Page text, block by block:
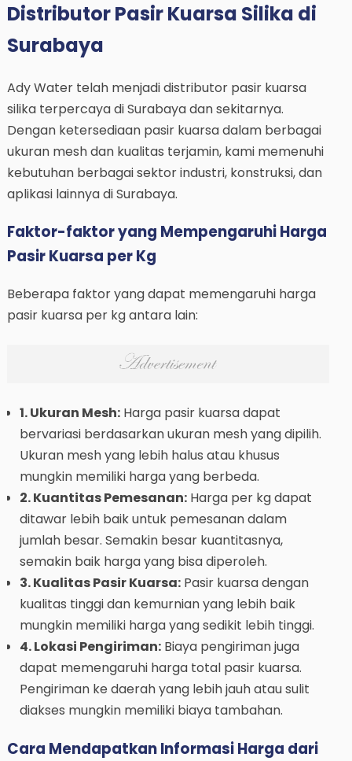
Distributor Pasir Kuarsa Silika di
Surabaya
Ady Water telah menjadi distributor pasir kuarsa
silika terpercaya di Surabaya dan sekitarnya.
Dengan ketersediaan pasir kuarsa dalam berbagai
ukuran mesh dan kualitas terjamin, kami memenuhi
kebutuhan berbagai sektor industri, konstruksi, dan
aplikasi lainnya di Surabaya.
Faktor-faktor yang Mempengaruhi Harga
Pasir Kuarsa per Kg
Beberapa faktor yang dapat memengaruhi harga
pasir kuarsa per kg antara lain:
1. Ukuran Mesh:Harga pasir kuarsa dapat
bervariasi berdasarkan ukuran mesh yang dipilih.
Ukuran mesh yang lebih halus atau khusus
mungkin memiliki harga yang berbeda.
2. Kuantitas Pemesanan:Harga per kg dapat
ditawar lebih baik untuk pemesanan dalam
jumlah besar. Semakin besar kuantitasnya,
semakin baik harga yang bisa diperoleh.
3. Kualitas Pasir Kuarsa:Pasir kuarsa dengan
kualitas tinggi dan kemurnian yang lebih baik
mungkin memiliki harga yang sedikit lebih tinggi.
4. Lokasi Pengiriman:Biaya pengiriman juga
dapat memengaruhi harga total pasir kuarsa.
Pengiriman ke daerah yang lebih jauh atau sulit
diakses mungkin memiliki biaya tambahan.
Cara Mendapatkan Informasi Harga dari